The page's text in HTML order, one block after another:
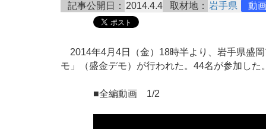
記事公開日： 2014.4.4 取材地： 岩手県 動
2014年4月4日（金）18時半より、岩手県盛
モ」（盛金デモ）が行われた。44名が参加した。
■全編動画 1/2